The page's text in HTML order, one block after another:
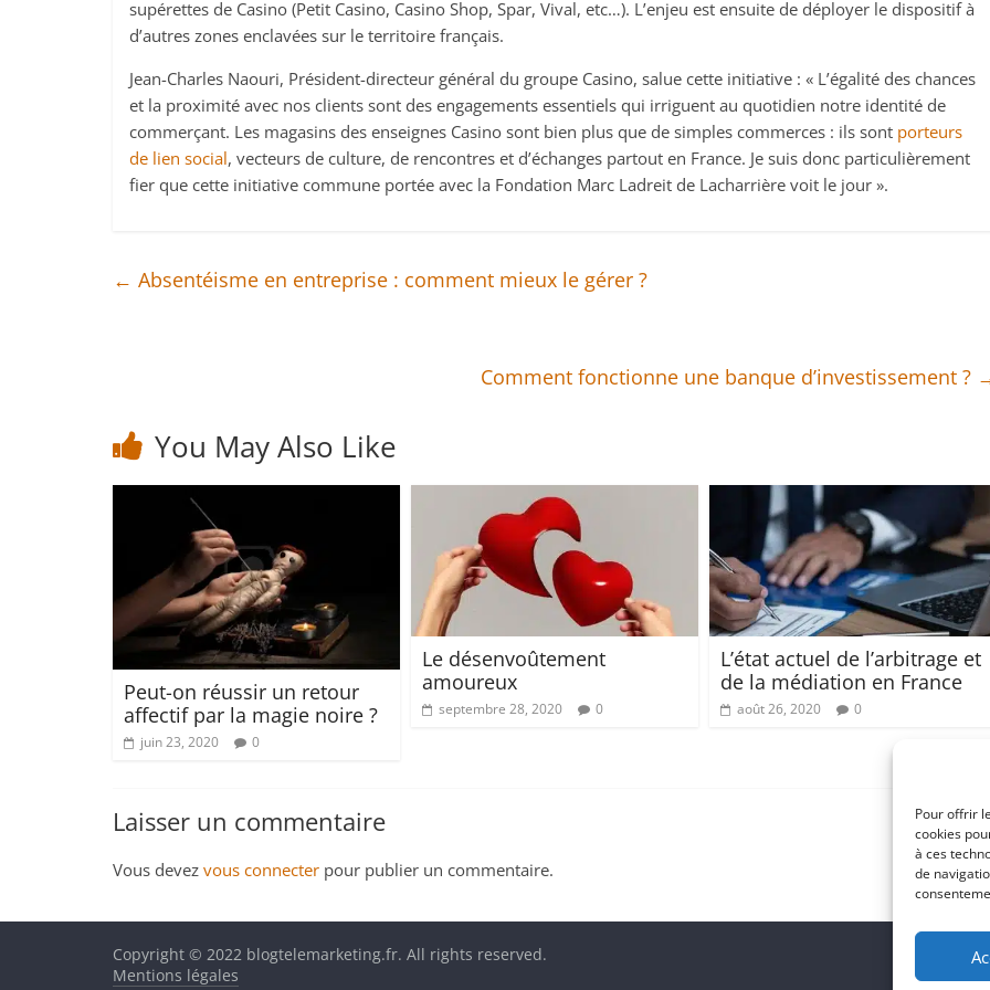
Pour offrir
cookies
à ces
de
supérettes de Casino (Petit Casino, Casino Shop, Spar, Vival, etc…). L’enjeu est ensuite de déployer le dispositif à
d’autres zones enclavées sur le territoire français.
Jean-Charles Naouri, Président-directeur général du groupe Casino, salue cette initiative : « L’égalité des chances
et la proximité avec nos clients sont des engagements essentiels qui irriguent au quotidien notre identité de
commerçant. Les magasins des enseignes Casino sont bien plus que de simples commerces : ils sont porteurs
de lien social, vecteurs de culture, de rencontres et d’échanges partout en France. Je suis donc particulièrement
fier que cette initiative commune portée avec la Fondation Marc Ladreit de Lacharrière voit le jour ».
← Absentéisme en entreprise : comment mieux le gérer ?
Comment fonctionne une banque d’investissement ?
You May Also Like
Peut-on réussir un retour
affectif par la magie noire ?
juin 23, 2020 0
Le désenvoûtement
amoureux
septembre 28, 2020 0
L’état actuel de l’arbitrage et
de la médiation en France
août 26, 2020 0
Laisser un commentaire
Vous devez vous connecter pour publier un commentaire.
Copyright © 2022 blogtelemarketing.fr. All rights reserved.
Mentions légales